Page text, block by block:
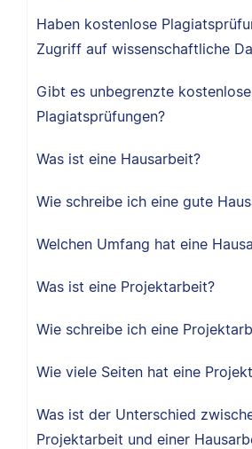
Haben kostenlose
Zugriff auf wissenschaftliche
Gibt es unbegrenzte kostenlose
Plagiatsprüfungen?
Was ist eine Hausarbeit?
Wie schreibe ich eine gute
Welchen Umfang hat eine
Was ist eine Projektarbeit?
Wie schreibe ich eine
Wie viele Seiten hat eine
Was ist der Unterschied
Projektarbeit und einer